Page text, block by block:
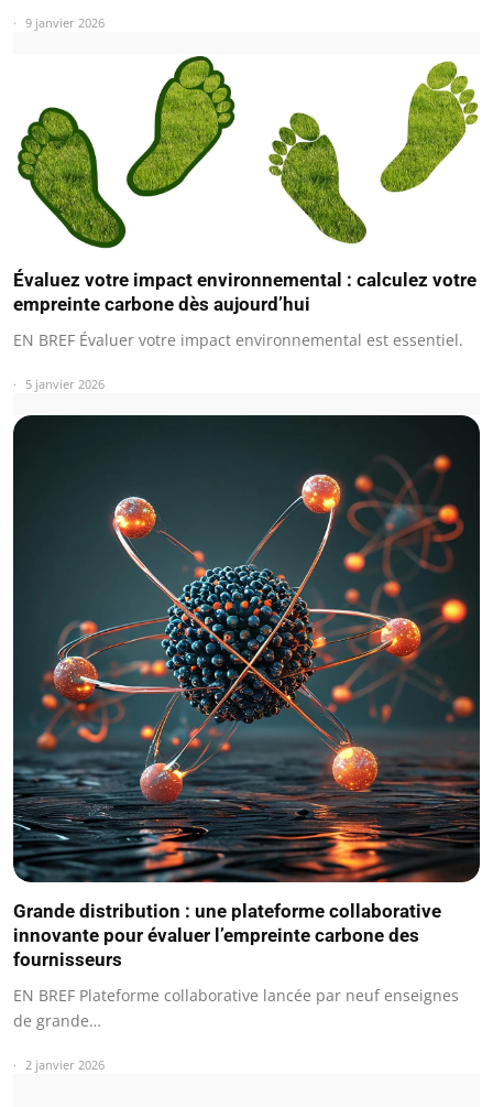
9 janvier 2026
Évaluez votre impact environnemental : calculez votre
empreinte carbone dès aujourd’hui
EN BREF Évaluer votre impact environnemental est essentiel.
5 janvier 2026
Grande distribution : une plateforme collaborative
innovante pour évaluer l’empreinte carbone des
fournisseurs
EN BREF Plateforme collaborative lancée par neuf enseignes
de grande…
2 janvier 2026